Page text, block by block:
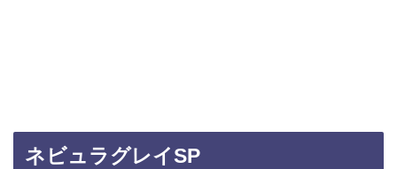
ネビュラグレイSP